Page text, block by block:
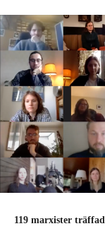
119 marxister